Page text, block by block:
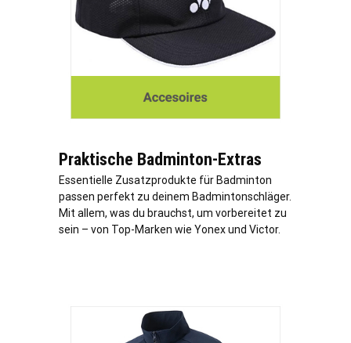
Praktische Badminton-Extras
Essentielle Zusatzprodukte für Badminton
passen perfekt zu deinem Badmintonschläger.
Mit allem, was du brauchst, um vorbereitet zu
sein – von Top-Marken wie Yonex und Victor.